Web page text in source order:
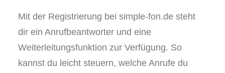
Mit der Registrierung bei simple-fon.de steht
dir ein Anrufbeantworter und eine
Weiterleitungsfunktion zur Verfügung. So
kannst du leicht steuern, welche Anrufe du